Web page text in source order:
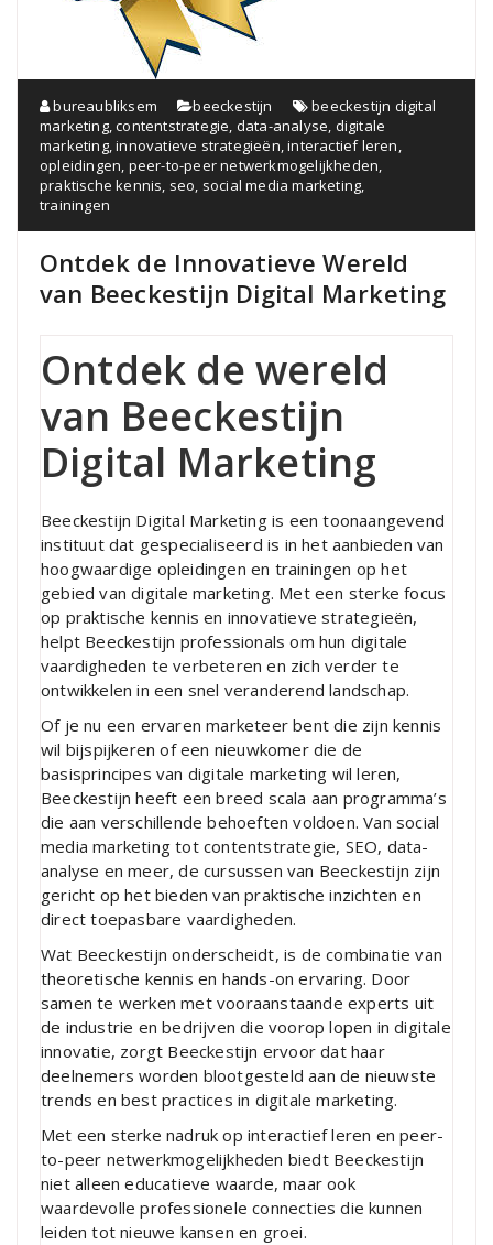
bureaubliksem beeckestijn
beeckestijn digital
marketing,contentstrategie, data-analyse, digitale
marketing,innovatieve strategieën,interactief leren,
opleidingen, peer-to-peer netwerkmogelijkheden,
praktische kennis, seo, social media marketing,
trainingen
Ontdek de Innovatieve Wereld
van Beeckestijn Digital Marketing
Ontdek de wereld
van Beeckestijn
Digital Marketing
Beeckestijn Digital Marketing is een toonaangevend
instituut dat gespecialiseerd is in het aanbieden van
hoogwaardige opleidingen en trainingen op het
gebied van digitale marketing. Met een sterke focus
op praktische kennis en innovatieve strategieën,
helpt Beeckestijn professionals om hun digitale
vaardigheden te verbeteren en zich verder te
ontwikkelen in een snel veranderend landschap.
Of je nu een ervaren marketeer bent die zijn kennis
wil bijspijkeren of een nieuwkomer die de
basisprincipes van digitale marketing wil leren,
Beeckestijn heeft een breed scala aan programma’s
die aan verschillende behoeften voldoen. Van social
media marketing tot contentstrategie, SEO, data-
analyse en meer, de cursussen van Beeckestijn zijn
gericht op het bieden van praktische inzichten en
direct toepasbare vaardigheden.
Wat Beeckestijn onderscheidt, is de combinatie van
theoretische kennis en hands-on ervaring. Door
samen te werken met vooraanstaande experts uit
de industrie en bedrijven die voorop lopen in digitale
innovatie, zorgt Beeckestijn ervoor dat haar
deelnemers worden blootgesteld aan de nieuwste
trends en best practices in digitale marketing.
Met een sterke nadruk op interactief leren en peer-
to-peer netwerkmogelijkheden biedt Beeckestijn
niet alleen educatieve waarde, maar ook
waardevolle professionele connecties die kunnen
leiden tot nieuwe kansen en groei.